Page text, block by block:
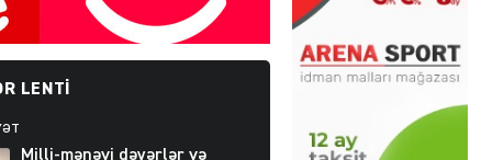
LENTI
Milli-mənəvi dəyərlər və